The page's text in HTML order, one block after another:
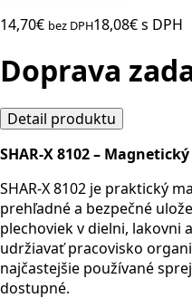
14,70€ bez DPH18,08€s DPH
Doprava
Detail produktu
SHAR-X 8102 –
SHAR-X 8102 je praktický
prehľadné a bezpečné
plechoviek v dielni, lakovni
udržiavať pracovisko
najčastejšie používané
dostupné.